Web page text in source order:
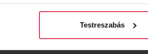
Testreszabás